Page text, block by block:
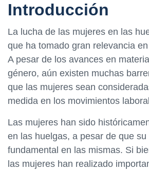
Introducción
La lucha de las mujeres en las
que ha tomado gran relevancia
A pesar de los avances en
género, aún existen muchas
que las mujeres sean
medida en los movimientos
Las mujeres han sido
en las huelgas, a pesar de que
fundamental en las mismas. Si
las mujeres han realizado